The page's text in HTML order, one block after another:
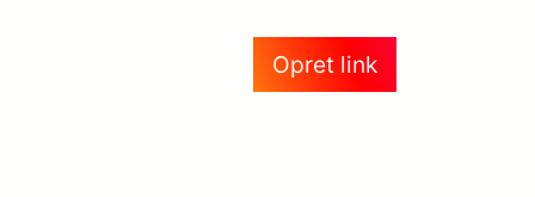
Opret link